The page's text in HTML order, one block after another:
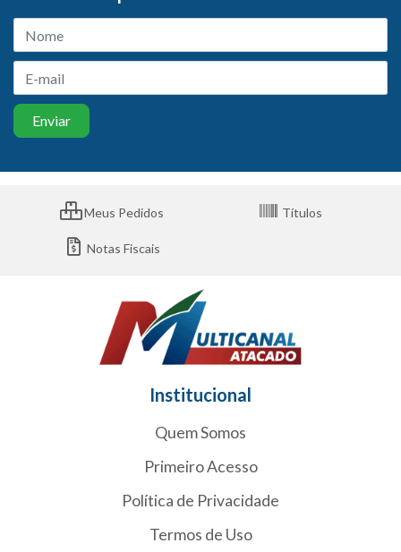
Meus Pedidos Títulos
Notas Fiscais
Institucional
Quem Somos
Primeiro Acesso
Política de Privacidade
Termos de Uso